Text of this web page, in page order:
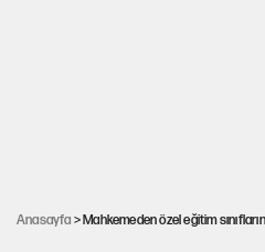
Anasayfa > Mahkemeden özel eğitim